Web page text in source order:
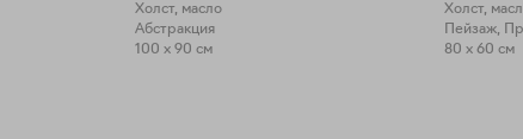
Холст, масло
Абстракция
100 x 90 см
Холст,
Пейзаж,
80 x 60 см